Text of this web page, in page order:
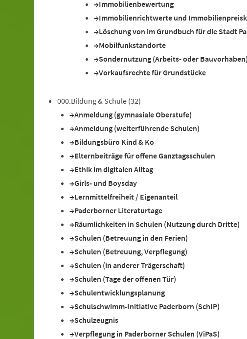
Immobilienbewertung
Immobilienrichtwerte und
Löschung von im Grundbuch für die Stadt
Mobilfunkstandorte
Sondernutzung (Arbeits- oder Bauvorhaben)
Vorkaufsrechte für Grundstücke
000.Bildung & Schule (32)
Anmeldung (gymnasiale Oberstufe)
Anmeldung (weiterführende Schulen)
Bildungsbüro Kind & Ko
Elternbeiträge für offene Ganztagsschulen
Ethik im digitalen Alltag
Girls- und Boysday
Lernmittelfreiheit / Eigenanteil
Paderborner Literaturtage
Räumlichkeiten in Schulen (Nutzung durch Dritte)
Schulen (Betreuung in den Ferien)
Schulen (Betreuung, Verpflegung)
Schulen (in anderer Trägerschaft)
Schulen (Tage der offenen Tür)
Schulentwicklungsplanung
Schulschwimm-Initiative Paderborn (SchIP)
Schulzeugnis
Verpflegung in Paderborner Schulen (ViPaS)